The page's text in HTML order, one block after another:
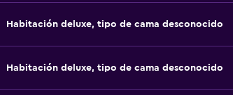
Habitación deluxe, tipo de cama desconocido
Habitación deluxe, tipo de cama desconocido